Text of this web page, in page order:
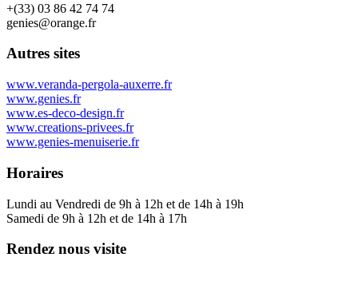
+(33) 03 86 42 74 74
genies@orange.fr
Autres sites
www.veranda-pergola-auxerre.fr
www.genies.fr
www.es-deco-design.fr
www.creations-privees.fr
www.genies-menuiserie.fr
Horaires
Lundi au Vendredi de 9h à 12h et de 14h à 19h
Samedi de 9h à 12h et de 14h à 17h
Rendez nous visite